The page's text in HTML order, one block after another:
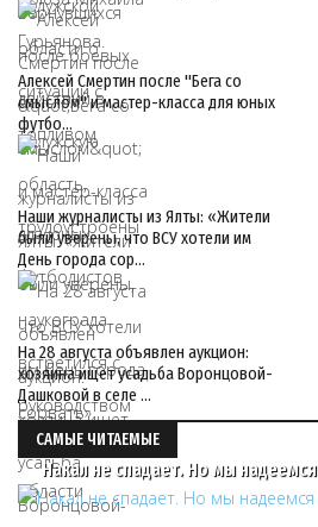
Алексей Смертин после "Бега со
смыслом" и мастер-класса для юных
футбо…
Наши журналисты из Ялты: «Жители
были уверены, что ВСУ хотели им
День города сор…
На 28 августа объявлен аукцион:
хозяина ищет усадьба Воронцовой-
Дашковой в селе …
САМЫЕ ЧИТАЕМЫЕ
Накал не спадает. Но мы надеемся